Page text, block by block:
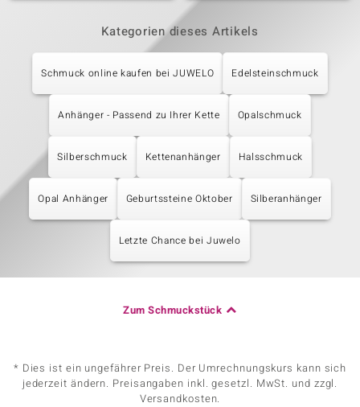
Kategorien dieses Artikels
Schmuck online kaufen bei JUWELO Edelsteinschmuck
Anhänger - Passend zu Ihrer Kette Opalschmuck
Silberschmuck Kettenanhänger Halsschmuck
Opal Anhänger Geburtssteine Oktober Silberanhänger
Letzte Chance bei Juwelo
Zum Schmuckstück
* Dies ist ein ungefährer Preis. Der Umrechnungskurs kann sich
jederzeit ändern. Preisangaben inkl. gesetzl. MwSt. und zzgl.
Versandkosten.